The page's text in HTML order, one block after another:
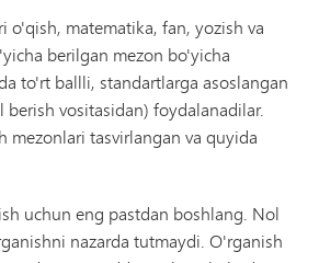
o'qish, matematika, fan, yozish va
berilgan mezon bo'yicha
to'rt ballli, standartlarga asoslangan
vositasidan) foydalanadilar.
mezonlari tasvirlangan va quyida
uchun eng pastdan boshlang. Nol
nazarda tutmaydi. O'rganish